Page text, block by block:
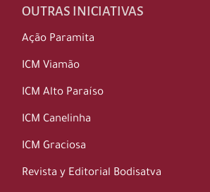
OUTRAS INICIATIVAS
Ação Paramita
ICM Viamão
ICM Alto Paraíso
ICM Canelinha
ICM Graciosa
Revista y Editorial Bodisatva